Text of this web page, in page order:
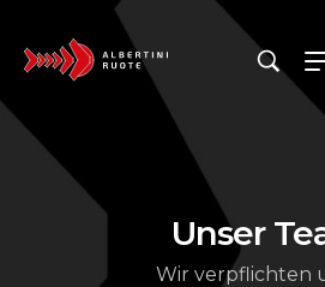
Unser
Wir verpflichten